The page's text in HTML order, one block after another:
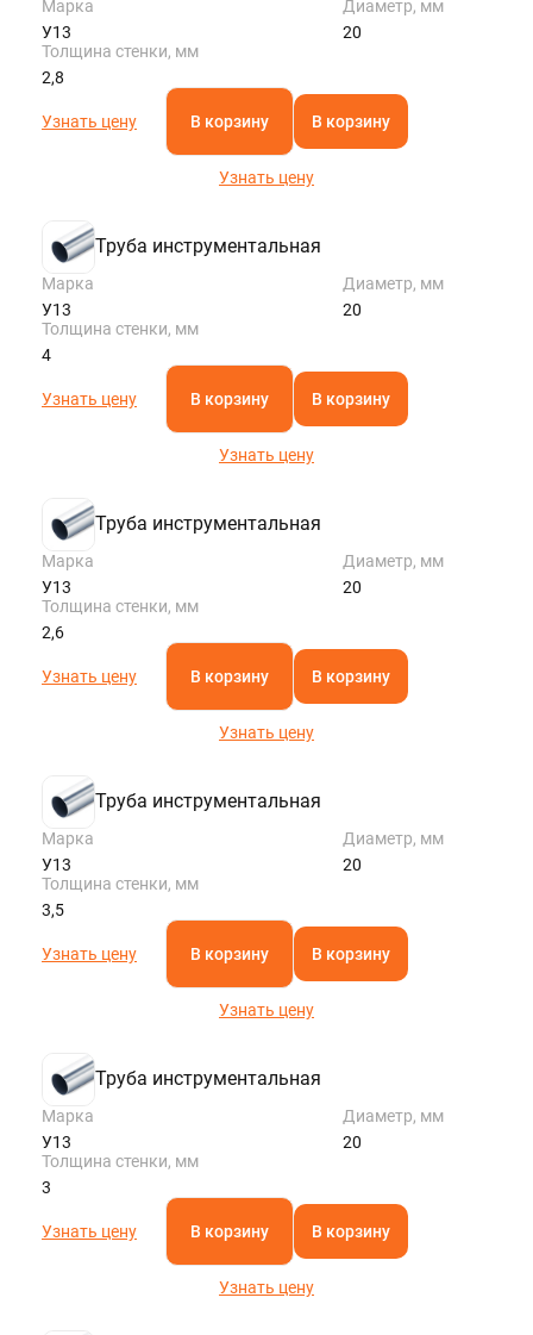
Марка
У13
Диаметр, мм
20
Толщина стенки, мм
2,8
Узнать цену В корзину В корзину
Узнать цену
Труба инструментальная
Марка
У13
Диаметр, мм
20
Толщина стенки, мм
4
Узнать цену В корзину В корзину
Узнать цену
Труба инструментальная
Марка
У13
Диаметр, мм
20
Толщина стенки, мм
2,6
Узнать цену В корзину В корзину
Узнать цену
Труба инструментальная
Марка
У13
Диаметр, мм
20
Толщина стенки, мм
3,5
Узнать цену В корзину В корзину
Узнать цену
Труба инструментальная
Марка
У13
Диаметр, мм
20
Толщина стенки, мм
3
Узнать цену В корзину В корзину
Узнать цену